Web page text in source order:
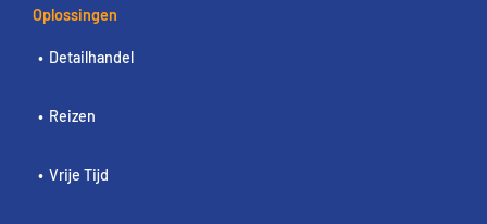
Oplossingen
Detailhandel
Reizen
Vrije Tijd